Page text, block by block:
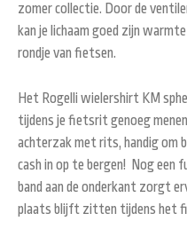
zomer collectie. Door de
kan je lichaam goed zijn
rondje van fietsen.
Het Rogelli wielershirt KM
tijdens je fietsrit genoeg
achterzak met rits, handig om
cash in op te bergen! Nog een
band aan de onderkant zorgt
plaats blijft zitten tijdens het